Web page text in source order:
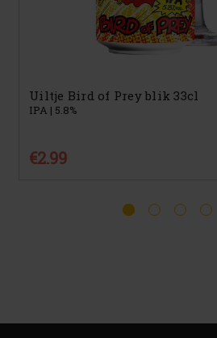
Uiltje Bird of Prey blik 33cl
IPA | 5.8%
€2.99